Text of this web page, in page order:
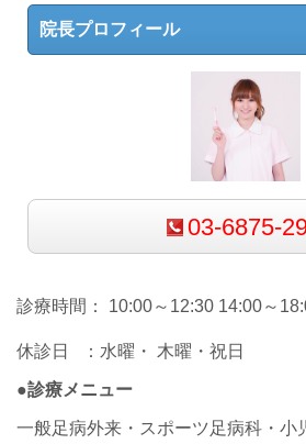
院長プロフィール
03-6875-
診療時間： 10:00～12:30 14:00～
休診日 ：水曜・ 木曜・祝日
●診療メニュー
一般足病外来・スポーツ足病科・小